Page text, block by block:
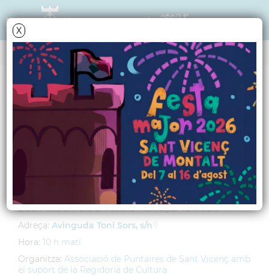
X
AGENDA
Diumenge1 juliol 2012
XVI Trobada de
Puntaires
Lloc: Pista annexa al Pavelló Municipal Toni Sors
Adreça: Avinguda Toni Sors, s/n
Hora: 10 h matí
Organitza: Associació de Puntaires de Sant Vicenç amb
el suport de la Regidoria de Cultura